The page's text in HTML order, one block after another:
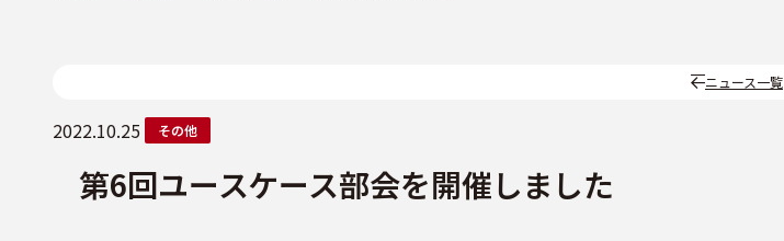
ニュース一覧
2022.10.25 その他
第6回ユースケース部会を開催しました